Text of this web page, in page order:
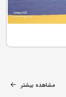
مشاهده بیشتر